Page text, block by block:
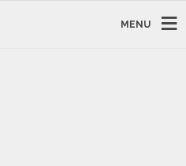
MENU